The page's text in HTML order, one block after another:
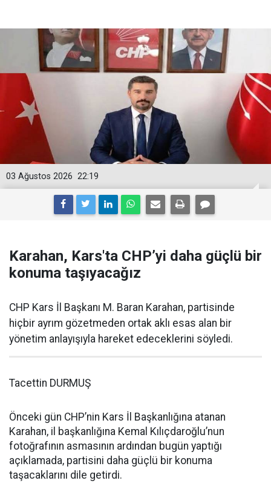
22:19
03 Ağustos 2026
Karahan, Kars'ta CHP’yi daha güçlü bir
konuma taşıyacağız
CHP Kars İl Başkanı M. Baran Karahan, partisinde
hiçbir ayrım gözetmeden ortak aklı esas alan bir
yönetim anlayışıyla hareket edeceklerini söyledi.
Tacettin DURMUŞ
Önceki gün CHP’nin Kars İl Başkanlığına atanan
Karahan, il başkanlığına Kemal Kılıçdaroğlu’nun
fotoğrafının asmasının ardından bugün yaptığı
açıklamada, partisini daha güçlü bir konuma
taşacaklarını dile getirdi.